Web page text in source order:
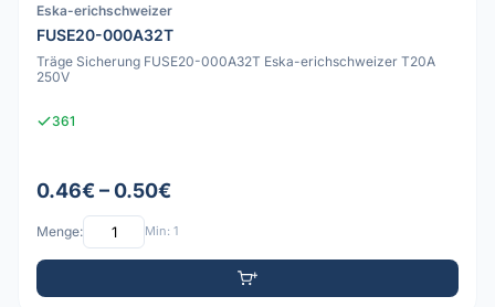
Eska-erichschweizer
FUSE20-000A32T
Träge Sicherung FUSE20-000A32T Eska-erichschweizer T20A
250V
361
0.46€ – 0.50€
Menge: Min: 1